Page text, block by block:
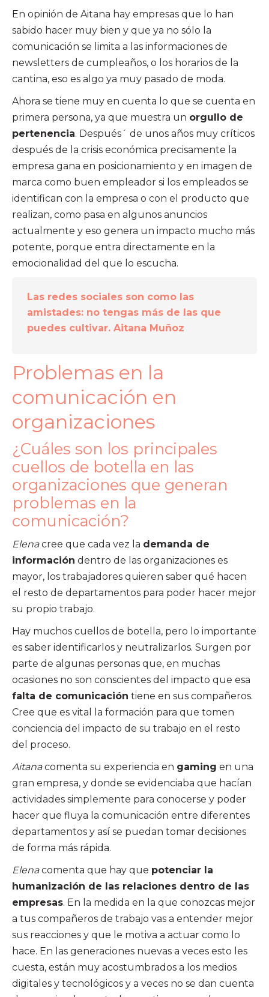
En opinión de Aitana hay empresas que lo han
sabido hacer muy bien y que ya no sólo la
comunicación se limita a las informaciones de
newsletters de cumpleaños, o los horarios de la
cantina, eso es algo ya muy pasado de moda.
Ahora se tiene muy en cuenta lo que se cuenta en
primera persona, ya que muestra un orgullo de
pertenencia. Después´ de unos años muy críticos
después de la crisis económica precisamente la
empresa gana en posicionamiento y en imagen de
marca como buen empleador si los empleados se
identifican con la empresa o con el producto que
realizan, como pasa en algunos anuncios
actualmente y eso genera un impacto mucho más
potente, porque entra directamente en la
emocionalidad del que lo escucha.
Las redes sociales son como las
amistades: no tengas más de las que
puedes cultivar. Aitana Muñoz
Problemas en la
comunicación en
organizaciones
¿Cuáles son los principales
cuellos de botella en las
organizaciones que generan
problemas en la
comunicación?
Elenacree que cada vez la demanda de
información dentro de las organizaciones es
mayor, los trabajadores quieren saber qué hacen
el resto de departamentos para poder hacer mejor
su propio trabajo.
Hay muchos cuellos de botella, pero lo importante
es saber identificarlos y neutralizarlos. Surgen por
parte de algunas personas que, en muchas
ocasiones no son conscientes del impacto que esa
falta de comunicación tiene en sus compañeros.
Cree que es vital la formación para que tomen
conciencia del impacto de su trabajo en el resto
del proceso.
Aitanacomenta su experiencia en gaming en una
gran empresa, y donde se evidenciaba que hacían
actividades simplemente para conocerse y poder
hacer que fluya la comunicación entre diferentes
departamentos y así se puedan tomar decisiones
de forma más rápida.
Elenacomenta que hay que potenciar la
humanización de las relaciones dentro de las
empresas. En la medida en la que conozcas mejor
a tus compañeros de trabajo vas a entender mejor
sus reacciones y que le motiva a actuar como lo
hace. En las generaciones nuevas a veces esto les
cuesta, están muy acostumbrados a los medios
digitales y tecnológicos y a veces no se dan cuenta